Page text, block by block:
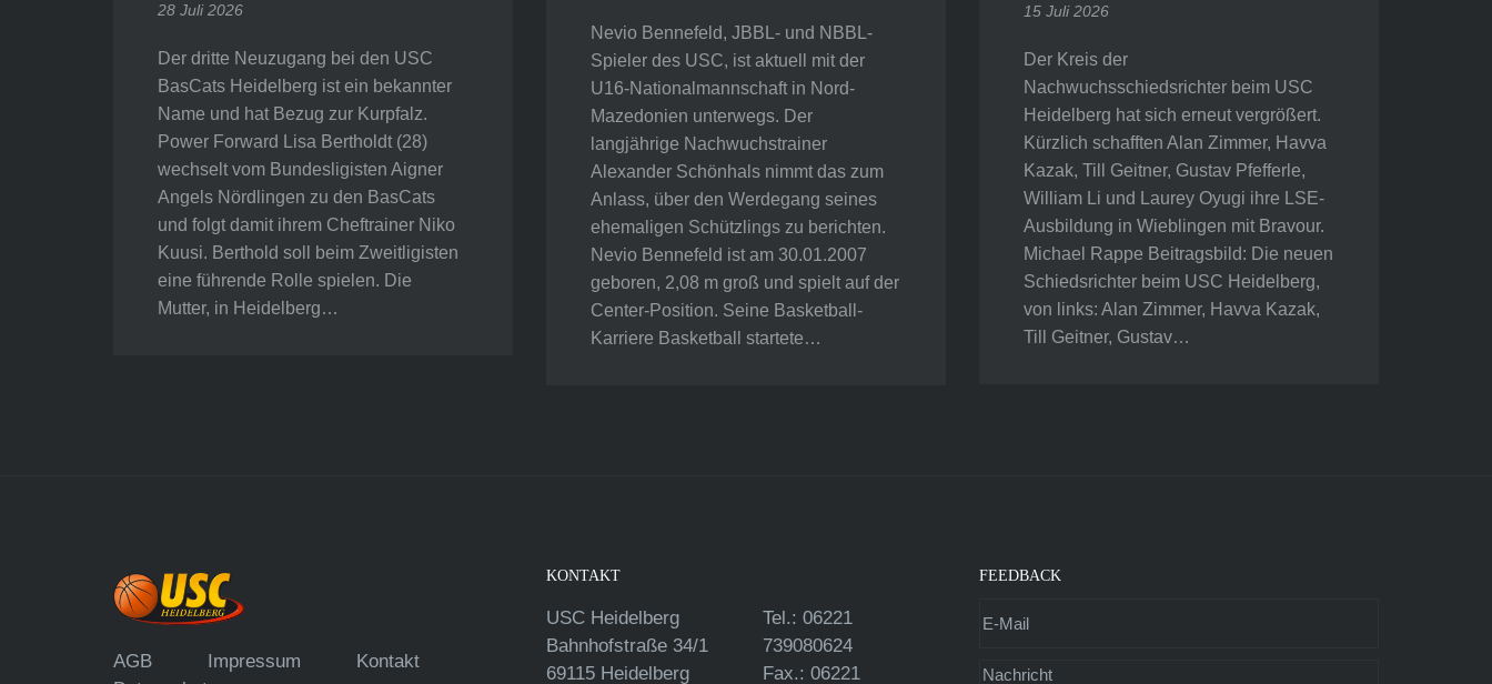
28 Juli 2026
Der dritte Neuzugang bei den USC
BasCats Heidelberg ist ein bekannter
Name und hat Bezug zur Kurpfalz.
Power Forward Lisa Bertholdt (28)
wechselt vom Bundesligisten Aigner
Angels Nördlingen zu den BasCats
und folgt damit ihrem Cheftrainer Niko
Kuusi. Berthold soll beim Zweitligisten
eine führende Rolle spielen. Die
Mutter, in Heidelberg…
Nevio Bennefeld, JBBL- und NBBL-
Spieler des USC, ist aktuell mit der
U16-Nationalmannschaft in Nord-
Mazedonien unterwegs. Der
langjährige Nachwuchstrainer
Alexander Schönhals nimmt das zum
Anlass, über den Werdegang seines
ehemaligen Schützlings zu berichten.
Nevio Bennefeld ist am 30.01.2007
geboren, 2,08 m groß und spielt auf der
Center-Position. Seine Basketball-
Karriere Basketball startete…
15 Juli 2026
Der Kreis der
Nachwuchsschiedsrichter beim USC
Heidelberg hat sich erneut vergrößert.
Kürzlich schafften Alan Zimmer, Havva
Kazak, Till Geitner, Gustav Pfefferle,
William Li und Laurey Oyugi ihre LSE-
Ausbildung in Wieblingen mit Bravour.
Michael Rappe Beitragsbild: Die neuen
Schiedsrichter beim USC Heidelberg,
von links: Alan Zimmer, Havva Kazak,
Till Geitner, Gustav…
AGB Impressum
Kontakt
KONTAKT
USC Heidelberg
Bahnhofstraße 34/1
69115 Heidelberg
Tel.: 06221
739080624
Fax.: 06221
FEEDBACK